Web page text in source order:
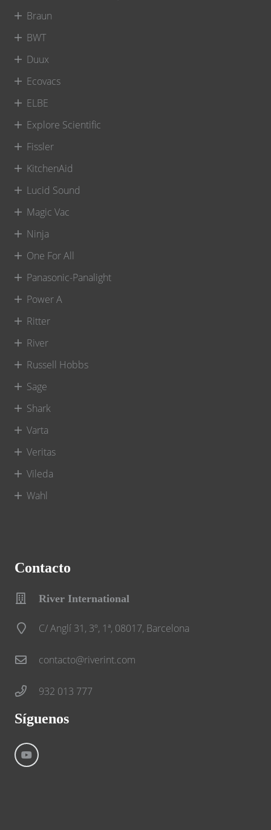
Braun
BWT
Duux
Ecovacs
ELBE
Explore Scientific
Fissler
KitchenAid
Lucid Sound
Magic Vac
Ninja
One For All
Panasonic-Panalight
Power A
Ritter
River
Russell Hobbs
Sage
Shark
Varta
Veritas
Vileda
Wahl
Contacto
River International
C/ Anglí 31, 3º, 1ª, 08017, Barcelona
contacto@riverint.com
932 013 777
Síguenos